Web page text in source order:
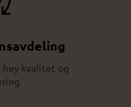
høy kvalitet og